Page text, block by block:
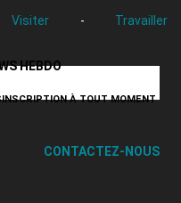
Visiter - Travailler
HEBDO
À TOUT MOMENT
CONTACTEZ-NOUS